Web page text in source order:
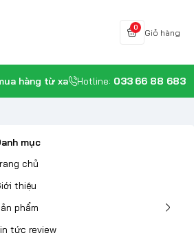
0
Giỏ hàng
hàng từ xa Hotline: 033 66 88 683
mục
chủ
thiệu
phẩm
tức review